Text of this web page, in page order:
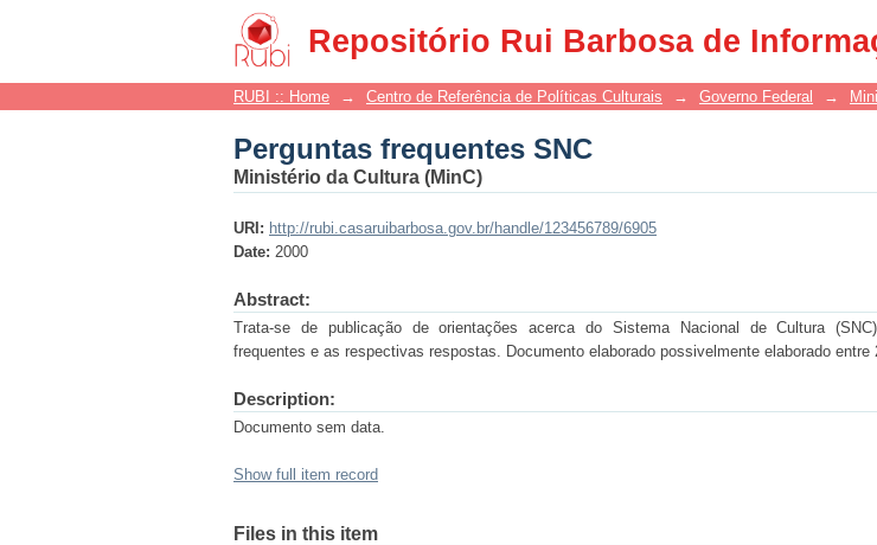
Repositório Rui Barbosa de
Perguntas frequentes SNC
RUBI :: Home → Centro de Referência de Políticas Culturais → Governo Federal →
Perguntas frequentes SNC
Ministério da Cultura (MinC)
URI: http://rubi.casaruibarbosa.gov.br/handle/123456789/6905
Date: 2000
Abstract:
Trata-se de publicação de orientações acerca do Sistema Nacional de Cultura
frequentes e as respectivas respostas. Documento elaborado possivelmente elaborado entre
Description:
Documento sem data.
Show full item record
Files in this item